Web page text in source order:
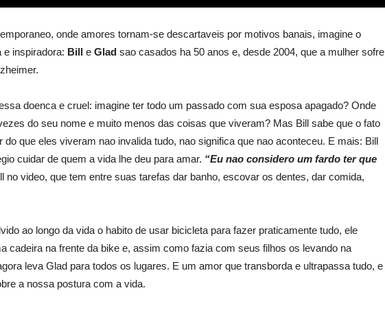
onde amores tornam-se descartaveis por motivos banais, imagine o
e inspiradora: Bill e Glad sao casados ha 50 anos e, desde 2004, que a mulher sofre
doenca e cruel: imagine ter todo um passado com sua esposa apagado? Onde
do seu nome e muito menos das coisas que viveram? Mas Bill sabe que o fato
do que eles viveram nao invalida tudo, nao significa que nao aconteceu. E mais: Bill
cuidar de quem a vida lhe deu para amar. “Eu nao considero um fardo ter que
no video, que tem entre suas tarefas dar banho, escovar os dentes, dar comida,
ao longo da vida o habito de usar bicicleta para fazer praticamente tudo, ele
cadeira na frente da bike e, assim como fazia com seus filhos os levando na
leva Glad para todos os lugares. E um amor que transborda e ultrapassa tudo, e
a nossa postura com a vida.